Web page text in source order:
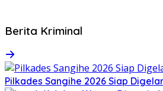
Berita Kriminal
Pilkades Sangihe 2026 Siap